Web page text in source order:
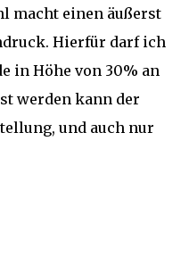
macht einen äußerst
Hierfür darf ich
in Höhe von 30% an
werden kann der
und auch nur